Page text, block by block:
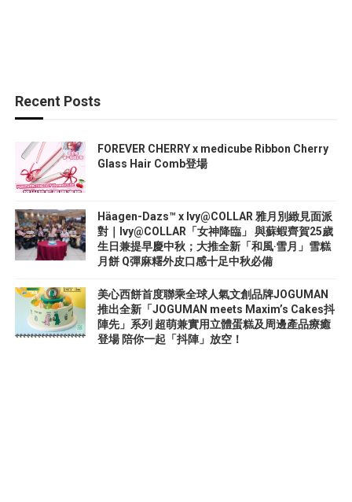
Recent Posts
FOREVER CHERRY x medicube Ribbon Cherry
Glass Hair Comb登場
Häagen-Dazs™ x Ivy@COLLAR 雅月別緻見面派
對｜Ivy@COLLAR「女神降臨」 與蘇蝦齊賀25歲
生日兼提早慶中秋；大推全新「和風‧雪月」雪糕
月餅 Q彈麻糬外皮口感十足中秋必備
美心西餅首度聯乘全球人氣文創品牌JOGUMAN
推出全新「JOGUMAN meets Maxim’s Cakes抖
陣先」系列 超萌兼實用立體蛋糕及周邊產品療癒
登場 陪你一起「抖陣」放空！